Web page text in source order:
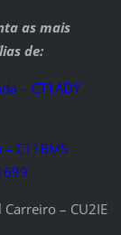
as mais
de:
– CT1ADY
CT1BMS
– CU2IE